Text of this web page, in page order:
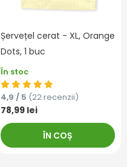
Șervețel cerat - XL, Orange
Dots, 1 buc
În stoc
4,9 / 5 (22 recenzii)
78,99 lei
ÎN COȘ